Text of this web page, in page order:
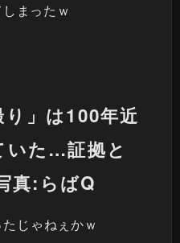
まったｗ
」は100年近
いた…証拠と
真:らばQ
じゃねぇかｗ